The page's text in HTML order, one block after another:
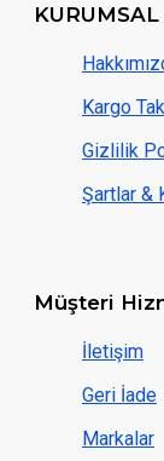
KURUMSAL
Kargo
Gizlilik
Şartlar &
Müşteri
İletişim
Geri İade
Markalar